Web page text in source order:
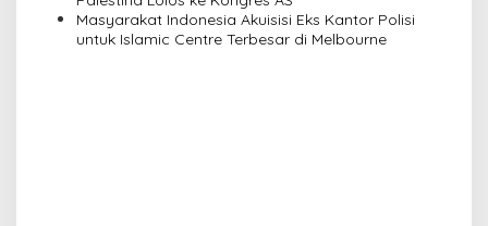
Masyarakat Indonesia Akuisisi Eks Kantor Polisi
untuk Islamic Centre Terbesar di Melbourne